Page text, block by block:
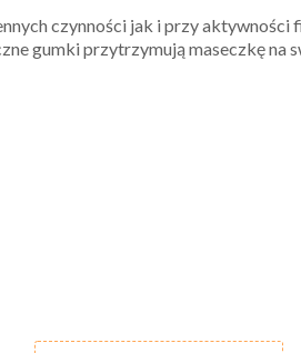
czynności jak i przy
gumki przytrzymują maseczkę na